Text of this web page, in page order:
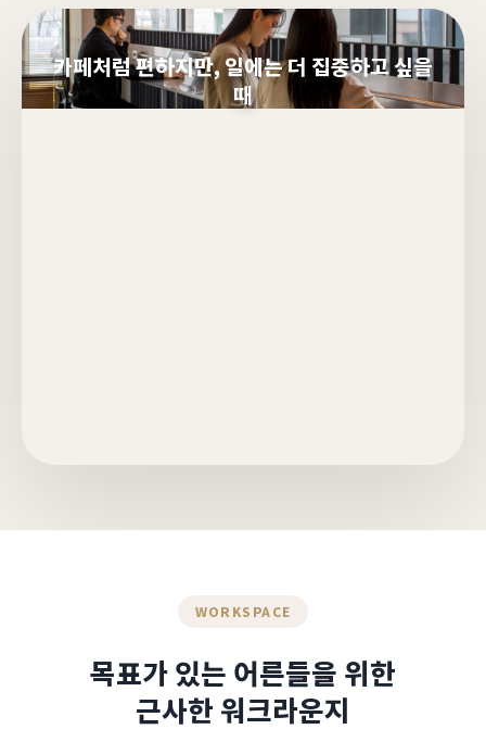
카페처럼 편하지만, 일에는 더 집중하고 싶을
때
WORKSPACE
목표가 있는 어른들을 위한
근사한 워크라운지